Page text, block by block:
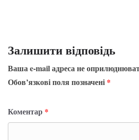
Залишити відповідь
Ваша e-mail адреса не
Обов’язкові поля позначені *
Коментар *